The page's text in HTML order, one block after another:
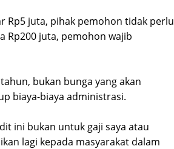
Rp5 juta, pihak pemohon tidak perlu
Rp200 juta, pemohon wajib
bukan bunga yang akan
biaya-biaya administrasi.
ini bukan untuk gaji saya atau
lagi kepada masyarakat dalam